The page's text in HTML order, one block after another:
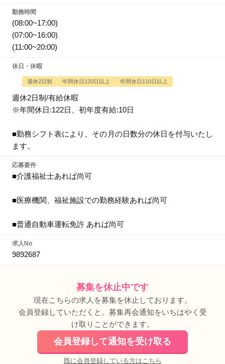
勤務時間
(08:00~17:00)
(07:00~16:00)
(11:00~20:00)
休日・休暇
週休2日制 年間休日120日以上 年間休日110日以上
週休2日制/有給休暇
※年間休日:122日、初年度有給:10日
■勤務シフト表により、その月の日数分の休日を付与いたし
ます。
応募要件
■介護福祉士あれば尚可
■医療機関、福祉施設での勤務経験あれば尚可
■普通自動車運転免許 あれば尚可
求人No
9892687
募集を休止中です
現在こちらの求人を募集を休止しております。
会員登録していただくと。募集再会通知をいちはやく受
け取りことができます。
会員登録して通知を受け取る
既に会員登録している方はこちら